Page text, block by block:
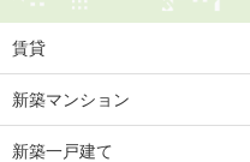
賃貸
新築マンション
新築一戸建て